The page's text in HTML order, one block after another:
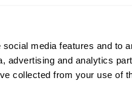
media features and to
advertising and analytics
collected from your use of